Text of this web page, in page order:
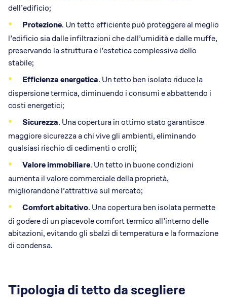
dell’edificio;
Protezione. Un tetto efficiente può proteggere al meglio
l’edificio sia dalle infiltrazioni che dall’umidità e dalle muffe,
preservando la struttura e l’estetica complessiva dello
stabile;
Efficienza energetica. Un tetto ben isolato riduce la
dispersione termica, diminuendo i consumi e abbattendo i
costi energetici;
Sicurezza. Una copertura in ottimo stato garantisce
maggiore sicurezza a chi vive gli ambienti, eliminando
qualsiasi rischio di cedimenti o crolli;
Valore immobiliare. Un tetto in buone condizioni
aumenta il valore commerciale della proprietà,
migliorandone l’attrattiva sul mercato;
Comfort abitativo. Una copertura ben isolata permette
di godere di un piacevole comfort termico all’interno delle
abitazioni, evitando gli sbalzi di temperatura e la formazione
di condensa.
Tipologia di tetto da scegliere